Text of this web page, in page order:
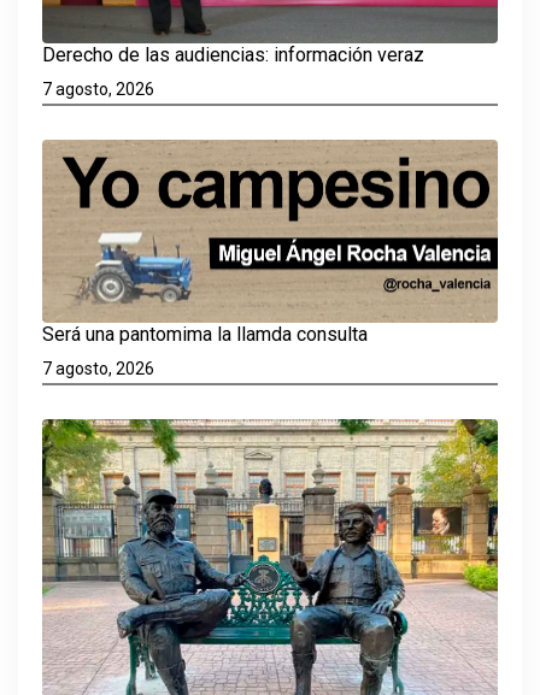
Derecho de las audiencias: información veraz
7 agosto, 2026
Será una pantomima la llamda consulta
7 agosto, 2026